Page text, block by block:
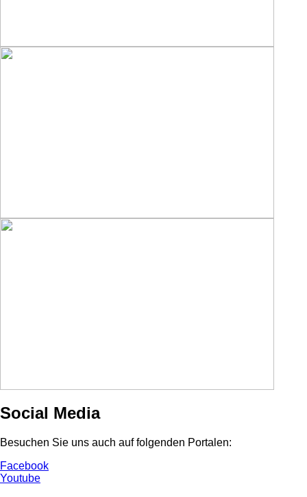
Social Media
Besuchen Sie uns auch auf folgenden Portalen:
Facebook
Youtube